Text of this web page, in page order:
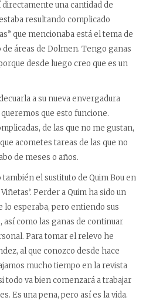
una cantidad de
resultando complicado
que mencionaba está el tema de
áreas de Dolmen. Tengo ganas
desde luego creo que es un
a su nueva envergadura
que esto funcione.
de las que no me gustan,
acometes tareas de las que no
de meses o años.
el sustituto de Quim Bou en
Perder a Quim ha sido un
lo esperaba, pero entiendo sus
así como las ganas de continuar
Para tomar el relevo he
al que conozco desde hace
mucho tiempo en la revista
todo va bien comenzará a trabajar
Es una pena, pero así es la vida.